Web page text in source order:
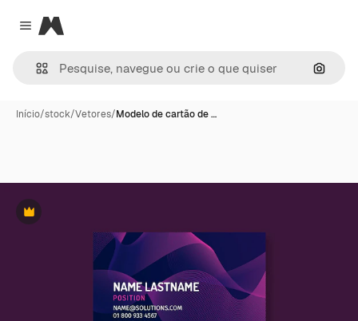
Close menu
Magnific
Início/stock/Vetores/Modelo de cartão de …
Premium